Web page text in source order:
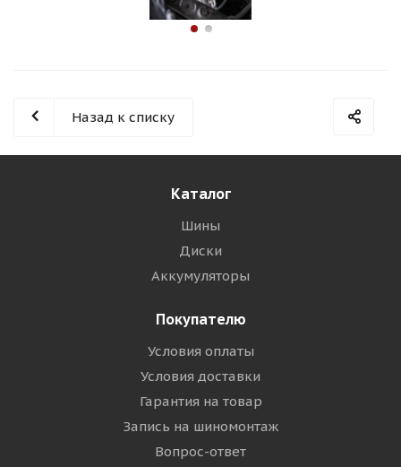
Назад к списку
Каталог
Шины
Диски
Аккумуляторы
Покупателю
Условия оплаты
Условия доставки
Гарантия на товар
Запись на шиномонтаж
Вопрос-ответ